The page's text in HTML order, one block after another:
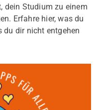
dein Studium zu einem
Erfahre hier, was du
du dir nicht entgehen